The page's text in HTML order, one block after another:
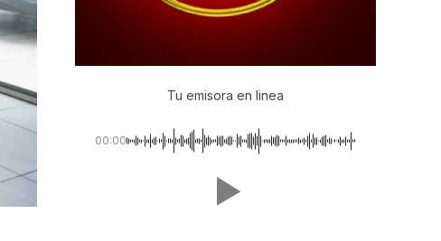
Tu emisora en linea
00:00